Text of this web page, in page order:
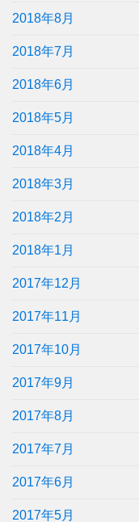
2018年8月
2018年7月
2018年6月
2018年5月
2018年4月
2018年3月
2018年2月
2018年1月
2017年12月
2017年11月
2017年10月
2017年9月
2017年8月
2017年7月
2017年6月
2017年5月